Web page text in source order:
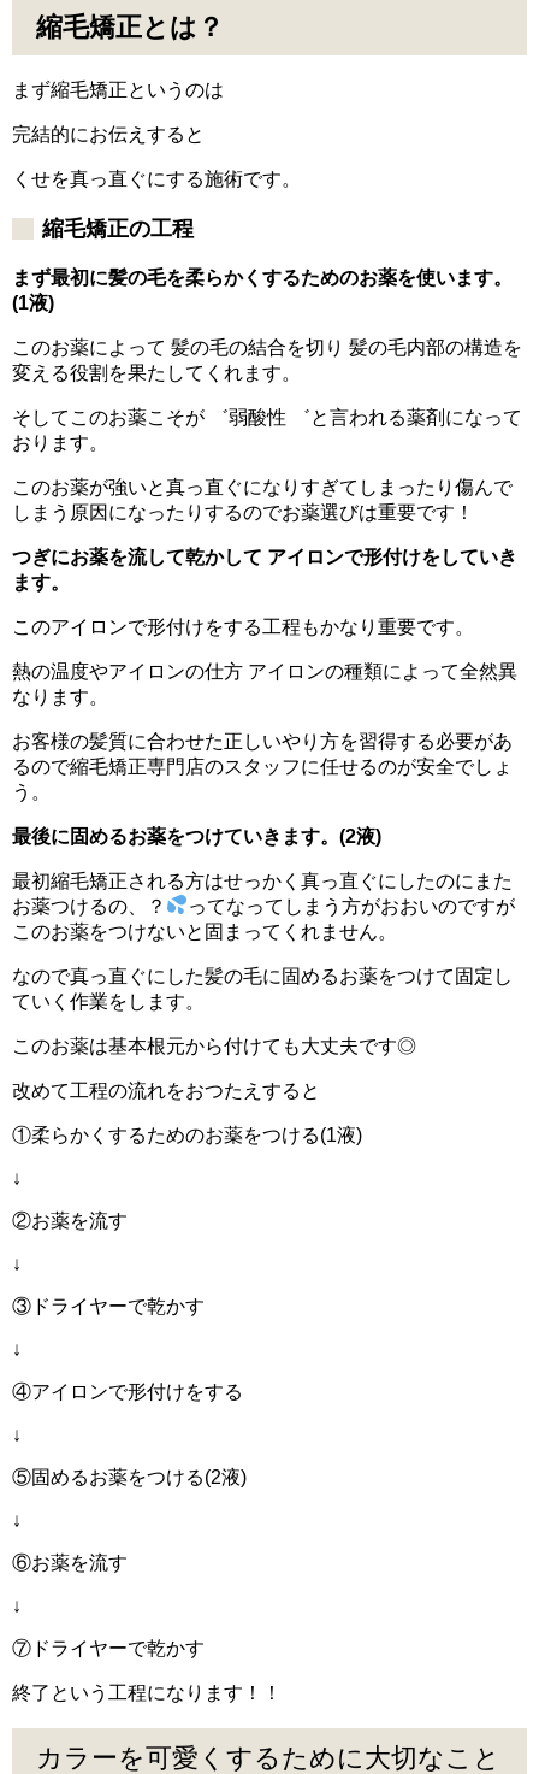
縮毛矯正とは？
まず縮毛矯正というのは
完結的にお伝えすると
くせを真っ直ぐにする施術です。
縮毛矯正の工程
まず最初に髪の毛を柔らかくするためのお薬を使います。
(1液)
このお薬によって 髪の毛の結合を切り 髪の毛内部の構造を
変える役割を果たしてくれます。
そしてこのお薬こそが ゛弱酸性 ゛と言われる薬剤になって
おります。
このお薬が強いと真っ直ぐになりすぎてしまったり傷んで
しまう原因になったりするのでお薬選びは重要です！
つぎにお薬を流して乾かして アイロンで形付けをしていき
ます。
このアイロンで形付けをする工程もかなり重要です。
熱の温度やアイロンの仕方 アイロンの種類によって全然異
なります。
お客様の髪質に合わせた正しいやり方を習得する必要があ
るので縮毛矯正専門店のスタッフに任せるのが安全でしょ
う。
最後に固めるお薬をつけていきます。(2液)
最初縮毛矯正される方はせっかく真っ直ぐにしたのにまた
お薬つけるの、？
ってなってしまう方がおおいのですが
このお薬をつけないと固まってくれません。
なので真っ直ぐにした髪の毛に固めるお薬をつけて固定し
ていく作業をします。
このお薬は基本根元から付けても大丈夫です◎
改めて工程の流れをおつたえすると
①柔らかくするためのお薬をつける(1液)
↓
②お薬を流す
↓
③ドライヤーで乾かす
↓
④アイロンで形付けをする
↓
⑤固めるお薬をつける(2液)
↓
⑥お薬を流す
↓
⑦ドライヤーで乾かす
終了という工程になります！！
カラーを可愛くするために大切なこと